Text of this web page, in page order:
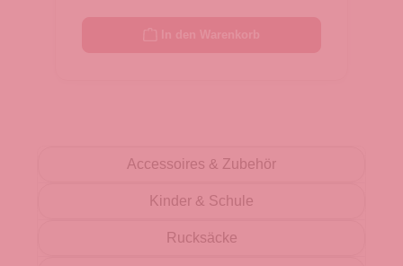
Accessoires & Zubehör
Kinder & Schule
Rucksäcke